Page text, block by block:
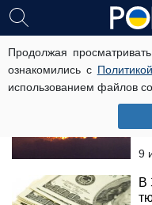
Продолжая
ознакомились с
использованием файлов
9
В